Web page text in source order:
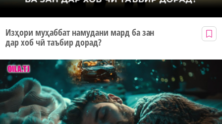
Изҳори муҳаббат намудани мард ба зан
дар хоб чӣ таъбир дорад?